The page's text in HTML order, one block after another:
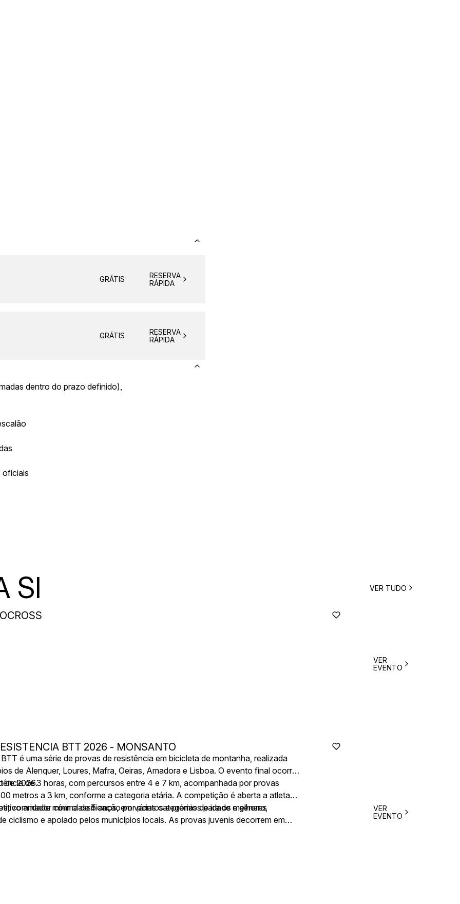
GRÁTIS
RESERVA
RÁPIDA
GRÁTIS
RESERVA
RÁPIDA
dentro do prazo definido),
oficiais
SI VER TUDO
VER
EVENTO
BTT 2026 - MONSANTO
é uma série de provas de resistência em bicicleta de montanha, realizada
de Alenquer, Loures, Mafra, Oeiras, Amadora e Lisboa. O evento final ocorre
de 2026.de 3 horas, com percursos entre 4 e 7 km, acompanhada por provas
metros a 3 km, conforme a categoria etária. A competição é aberta a atletas
com idade mínima de 5 anos, em várias categorias de idade e género,
amador com classificação por pontos e prémios para os melhores
ciclismo e apoiado pelos municípios locais. As provas juvenis decorrem em
VER
EVENTO